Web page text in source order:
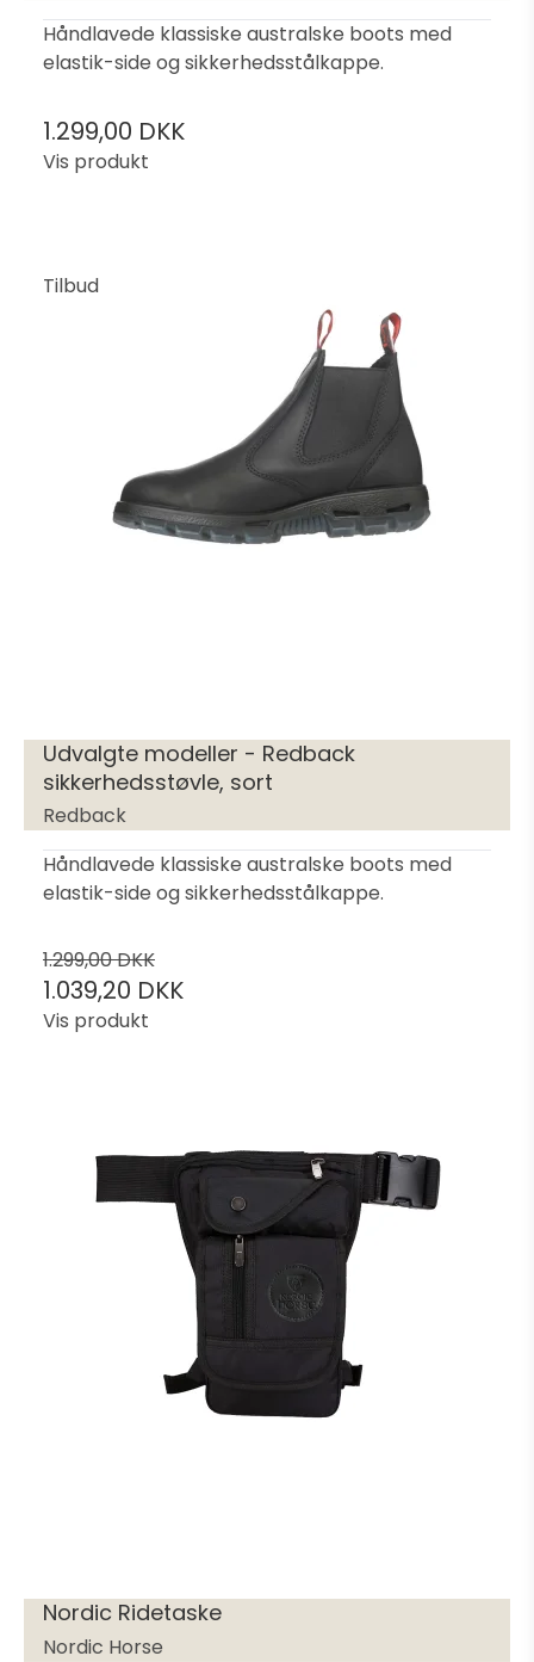
Håndlavede klassiske australske boots med
elastik-side og sikkerhedsstålkappe.
1.299,00 DKK
Vis produkt
Tilbud
Udvalgte modeller - Redback
sikkerhedsstøvle, sort
Redback
Håndlavede klassiske australske boots med
elastik-side og sikkerhedsstålkappe.
1.299,00 DKK
1.039,20 DKK
Vis produkt
Nordic Ridetaske
Nordic Horse